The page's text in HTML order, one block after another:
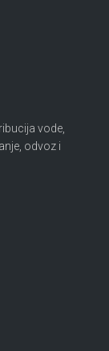
vode,
odvoz i